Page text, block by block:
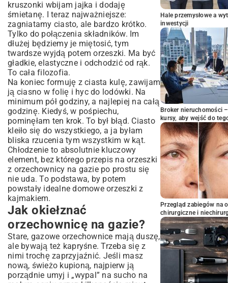
kruszonki wbijam jajka i dodaję
śmietanę. I teraz najważniejsze:
zagniatamy ciasto, ale bardzo krótko.
Tylko do połączenia składników. Im
dłużej będziemy je miętosić, tym
twardsze wyjdą potem orzeszki. Ma być
gładkie, elastyczne i odchodzić od rąk.
To cała filozofia.
Na koniec formuję z ciasta kulę, zawijam
ją ciasno w folię i hyc do lodówki. Na
minimum pół godziny, a najlepiej na całą
godzinę. Kiedyś, w pośpiechu,
pominęłam ten krok. To był błąd. Ciasto
kleiło się do wszystkiego, a ja byłam
bliska rzucenia tym wszystkim w kąt.
Chłodzenie to absolutnie kluczowy
element, bez którego przepis na orzeszki
z orzechownicy na gazie po prostu się
nie uda. To podstawa, by potem
powstały idealne domowe orzeszki z
kajmakiem.
Jak okiełznać
orzechownicę na gazie?
Stare, gazowe orzechownice mają duszę,
ale bywają też kapryśne. Trzeba się z
nimi trochę zaprzyjaźnić. Jeśli masz
nową, świeżo kupioną, najpierw ją
porządnie umyj i „wypal” na sucho na
Hale przemysłowe a
inwestycji
Broker nieruchomości
kursy, aby wejść do
Przegląd zabiegów na
chirurgiczne i